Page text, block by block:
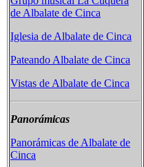
de Albalate de Cinca
Iglesia de Albalate de Cinca
Pateando Albalate de Cinca
Vistas de Albalate de Cinca
Panorámicas
Panorámicas de Albalate de
Cinca